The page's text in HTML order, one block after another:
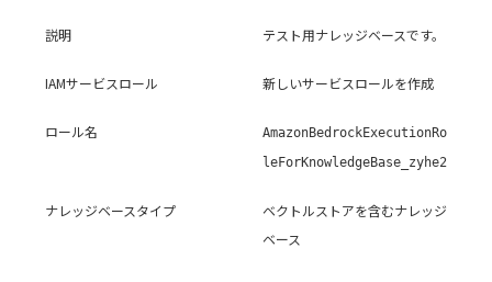
説明 テスト用ナレッジベースです。
IAMサービスロール 新しいサービスロールを作成
ロール名
AmazonBedrockExecutionRo
leForKnowledgeBase_zyhe2
ナレッジベースタイプ
ベクトルストアを含むナレッジ
ベース